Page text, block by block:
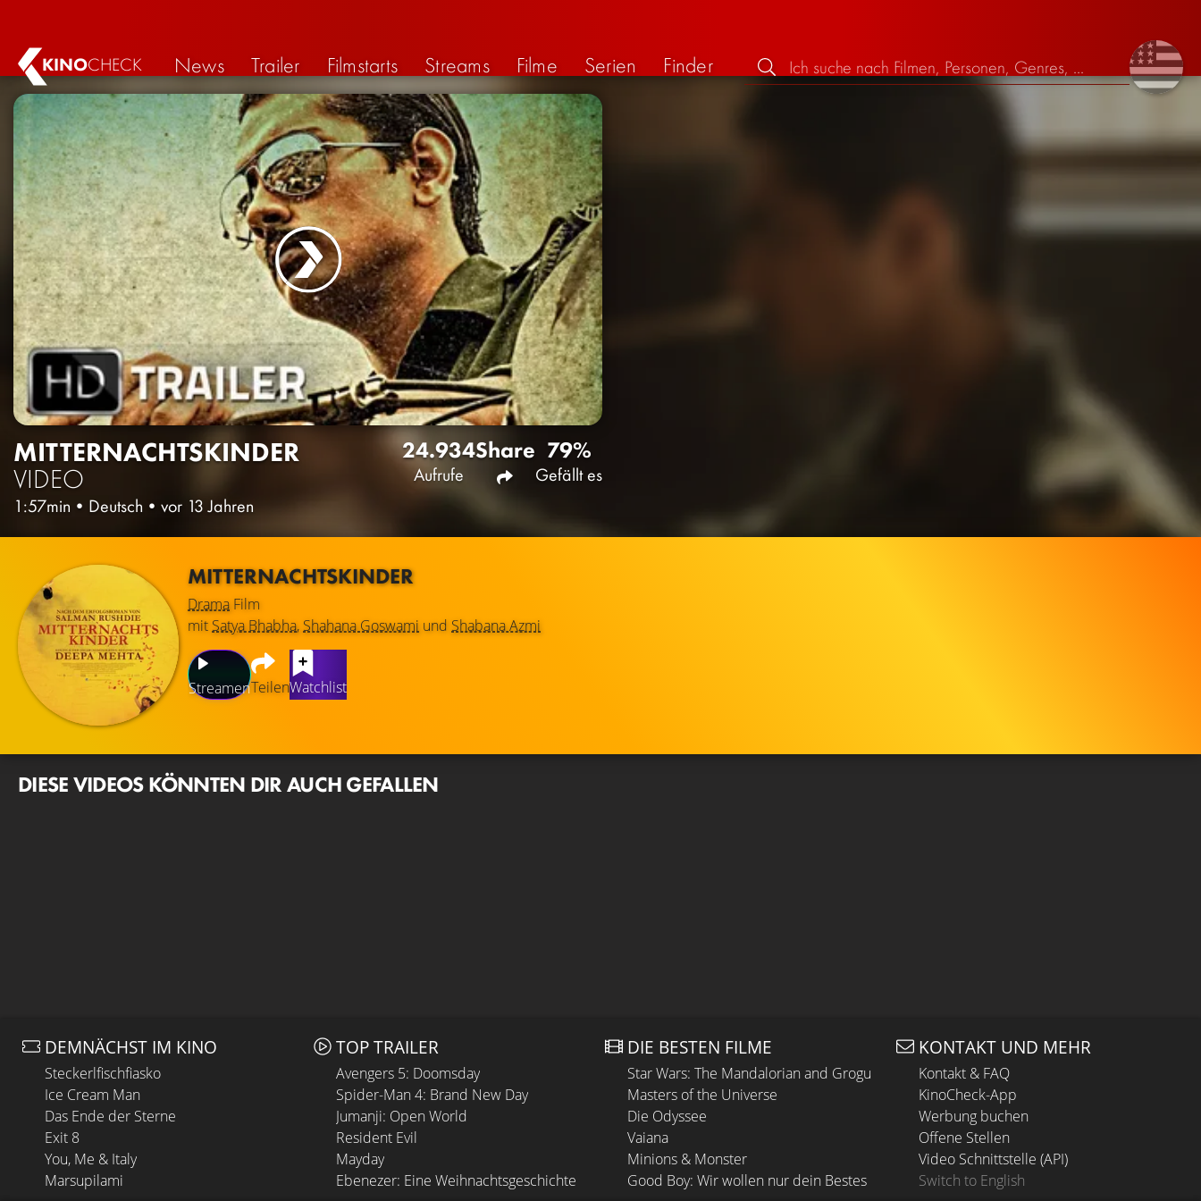
KINOCHECK News Trailer Filmstarts Streams Filme Serien Finder
MITTERNACHTSKINDER
VIDEO
1:57min • Deutsch • vor 13 Jahren
24.934
Aufrufe
Share 79%
Gefällt es
MITTERNACHTSKINDER
DramaFilm
mitSatya Bhabha,Shahana Goswami und Shabana Azmi
StreamenTeilenWatchlist
DIESE VIDEOS KÖNNTEN DIR AUCH GEFALLEN
DEMNÄCHST IM KINO
Steckerlfischfiasko
Ice Cream Man
Das Ende der Sterne
Exit 8
You, Me & Italy
Marsupilami
TOP TRAILER
Avengers 5: Doomsday
Spider-Man 4: Brand New Day
Jumanji: Open World
Resident Evil
Mayday
Ebenezer: Eine Weihnachtsgeschichte
DIE BESTEN FILME
Star Wars: The Mandalorian and Grogu
Masters of the Universe
Die Odyssee
Vaiana
Minions & Monster
Good Boy: Wir wollen nur dein Bestes
KONTAKT UND MEHR
Kontakt & FAQ
KinoCheck-App
Werbung buchen
Offene Stellen
Video Schnittstelle (API)
Switch to English